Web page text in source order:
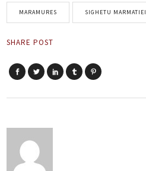
MARAMURES SIGHETU MARMATIEI
SHARE POST